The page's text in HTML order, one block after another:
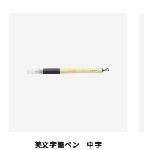
よくある質問
美文字筆ペン 中字